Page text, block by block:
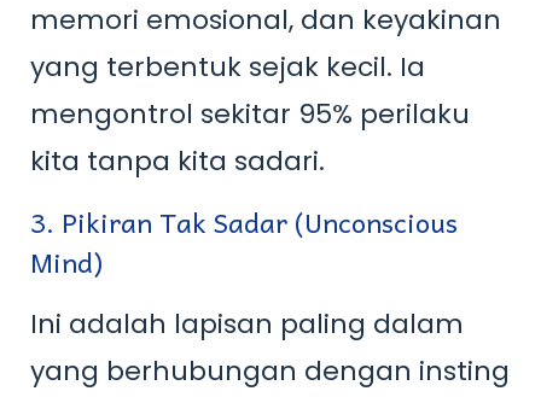
memori emosional, dan keyakinan
yang terbentuk sejak kecil. Ia
mengontrol sekitar 95% perilaku
kita tanpa kita sadari.
3. Pikiran Tak Sadar (Unconscious
Mind)
Ini adalah lapisan paling dalam
yang berhubungan dengan insting